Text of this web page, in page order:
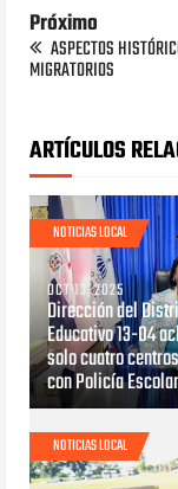
Próximo
ASPECTOS
MIGRATORIOS
ARTÍCULOS
NOTICIAS LOCAL
OCT 13, 2025
Dirección del
Educativo 13-04
solo cuatro
con Policía
NOTICIAS LOCAL